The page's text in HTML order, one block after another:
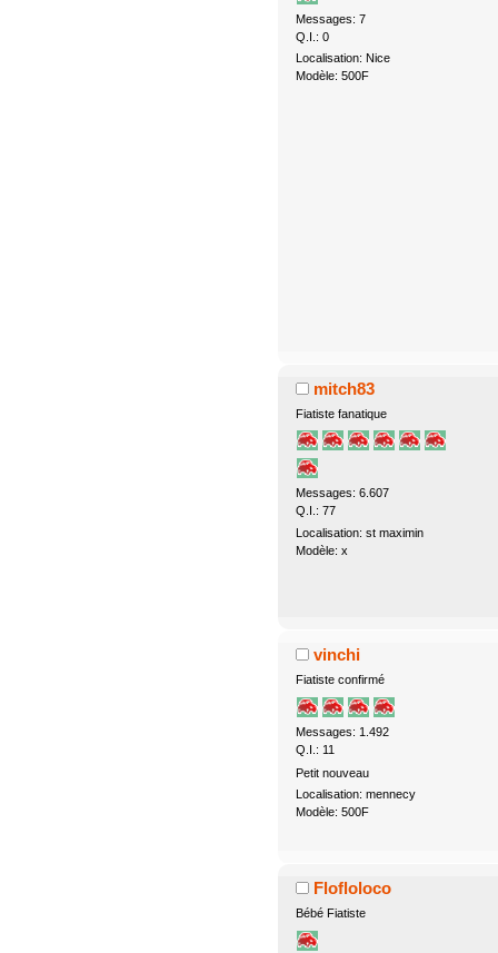
Messages: 7
Q.I.: 0
Localisation: Nice
Modèle: 500F
mitch83
Fiatiste fanatique
Messages: 6.607
Q.I.: 77
Localisation: st maximin
Modèle: x
vinchi
Fiatiste confirmé
Messages: 1.492
Q.I.: 11
Petit nouveau
Localisation: mennecy
Modèle: 500F
Flofloloco
Bébé Fiatiste